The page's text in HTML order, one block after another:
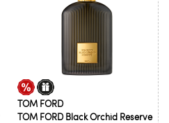
TOM FORD
TOM FORD Black Orchid Reserve